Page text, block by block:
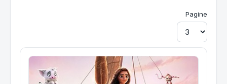
Pagine